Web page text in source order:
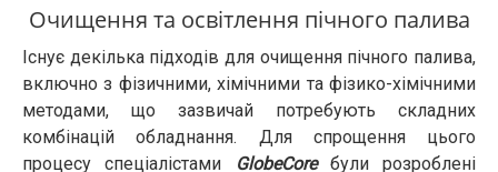
Очищення та освітлення пічного палива
Існує декілька підходів для очищення пічного палива,
включно з фізичними, хімічними та фізико-хімічними
методами, що зазвичай потребують складних
комбінацій обладнання. Для спрощення цього
процесу спеціалістами GlobeCore
були розроблені